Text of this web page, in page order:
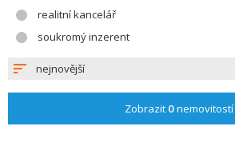
realitní kancelář
soukromý inzerent
nejnovější
Zobrazit 0nemovitostí